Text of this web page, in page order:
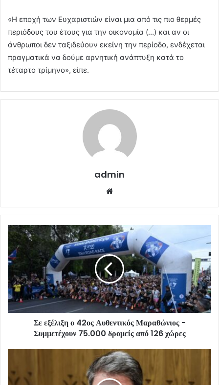
«Η εποχή των Ευχαριστιών είναι μια από τις πιο θερμές
περιόδους του έτους για την οικονομία (…) και αν οι
άνθρωποι δεν ταξιδεύουν εκείνη την περίοδο, ενδέχεται
πραγματικά να δούμε αρνητική ανάπτυξη κατά το
τέταρτο τρίμηνο», είπε.
admin
Σε εξέλιξη ο 42ος Αυθεντικός Μαραθώνιος -
Συμμετέχουν 75.000 δρομείς από 126 χώρες